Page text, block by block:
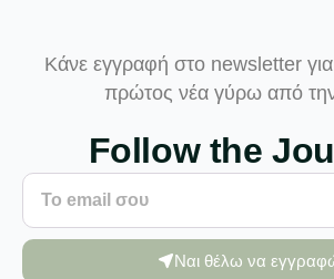
Κάνε εγγραφή στο newsletter για
πρώτος νέα γύρω από την
Follow the
Ναι θέλω να